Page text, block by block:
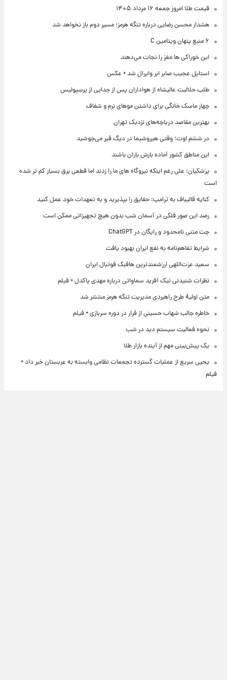
قیمت طلا امروز جمعه ۱۶ مرداد ۱۴۰۵
هشدار محسن رضایی درباره تنگه هرمز؛ مسیر دوم باز نخواهد شد
۶ منبع پنهان ویتامین C
این خوراکی ها مغز را نجات می‌دهند
استایل عجیب صابر ابر وایرال شد + عکس
طلب حلالیت عالیشاه از هواداران پس از جدایی از پرسپولیس
چهار ماسک خانگی برای داشتن موهای نرم و شفاف
بهترین مقاصد دریاچه‌های نزدیک تهران
در ششم اوت؛ وقتی هیروشیما در دیگ قیر می‌جوشید
این مناطق کشور آماده بارش باران باشند
پزشکیان: علی رغم اینکه نیروگاه های ما را زدند اما قطعی برق بسیار کم تر شده
است
کنایه قالیباف به ترامپ: حقایق را بپذیرید و به تعهدات خود عمل کنید
رصد این صور فلکی در آسمان شب بدون هیچ تجهیزاتی ممکن است
چت متنی نامحدود و رایگان در ChatGPT
شرایط تفاهم‌نامه به نفع ایران بهبود یافت
سعید عزت‌اللهی ارزشمندترین هافبک فوتبال ایران
نظرات شنیدنی نیک آفرید سماواتی درباره مهدی پاکدل + فیلم
متن اولیۀ طرح راهبردی مدیریت تنگه هرمز منتشر شد
خاطره جالب شهاب حسینی از فرار در دوره سربازی + فیلم
نحوه فعالیت سیستم دید در شب
یک پیش‌بینی مهم از آینده بازار طلا
یحیی سریع از عملیات گسترده تجمعات نظامی وابسته به عربستان خبر داد +
فیلم